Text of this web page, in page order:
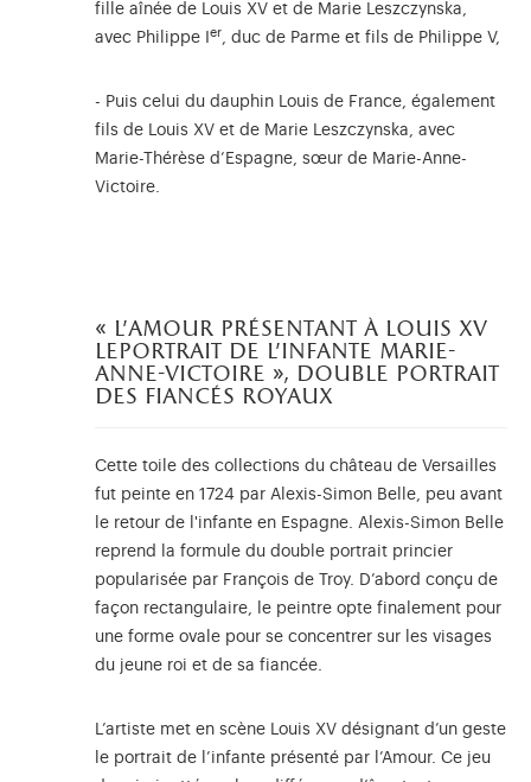
fille aînée de Louis XV et de Marie Leszczynska,
avec Philippe I
er, duc de Parme et fils de Philippe V,
- Puis celui du dauphin Louis de France, également
fils de Louis XV et de Marie Leszczynska, avec
Marie-Thérèse d’Espagne, sœur de Marie-Anne-
Victoire.
« l'amour présentant à louis xv
leportrait de l'infante marie-
anne-victoire », double portrait
des fiancés royaux
Cette toile des collections du château de Versailles
fut peinte en 1724 par Alexis-Simon Belle, peu avant
le retour de l'infante en Espagne. Alexis-Simon Belle
reprend la formule du double portrait princier
popularisée par François de Troy. D’abord conçu de
façon rectangulaire, le peintre opte finalement pour
une forme ovale pour se concentrer sur les visages
du jeune roi et de sa fiancée.
L’artiste met en scène Louis XV désignant d’un geste
le portrait de l’infante présenté par l’Amour. Ce jeu